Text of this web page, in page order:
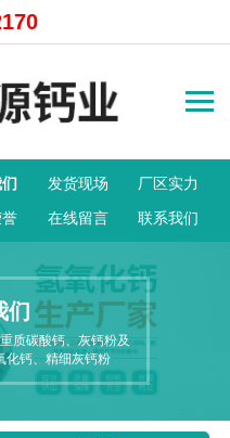
发货现场
厂区实力
在线留言 联系我们
们
质碳酸钙、灰钙粉及
化钙、精细灰钙粉